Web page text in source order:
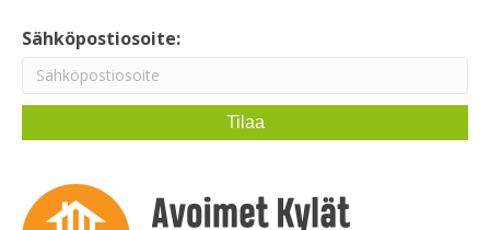
Sähköpostiosoite: